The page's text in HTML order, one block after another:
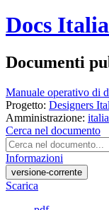
Docs Italia
Documenti
Manuale operativo di
Progetto: Designers
Amministrazione: italia
Cerca nel documento
Informazioni
versione-corrente
Scarica